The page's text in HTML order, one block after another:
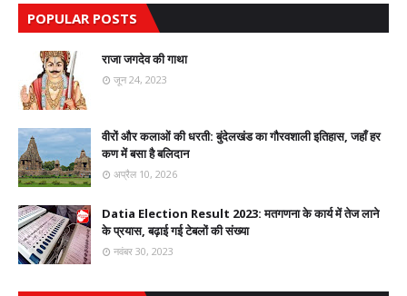
POPULAR POSTS
राजा जगदेव की गाथा
जून 24, 2023
वीरों और कलाओं की धरती: बुंदेलखंड का गौरवशाली इतिहास, जहाँ हर
कण में बसा है बलिदान
अप्रैल 10, 2026
Datia Election Result 2023: मतगणना के कार्य में तेज लाने
के प्रयास, बढ़ाई गई टेबलों की संख्या
नवंबर 30, 2023